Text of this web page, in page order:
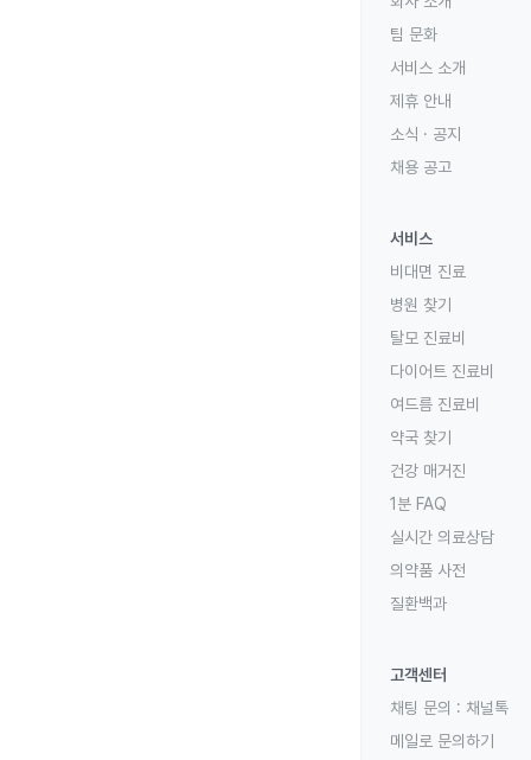
팀 문화
서비스 소개
제휴 안내
소식 · 공지
채용 공고
서비스
비대면 진료
병원 찾기
탈모 진료비
다이어트 진료비
여드름 진료비
약국 찾기
건강 매거진
1분 FAQ
실시간 의료상담
의약품 사전
질환백과
고객센터
채팅 문의 : 채널톡
메일로 문의하기